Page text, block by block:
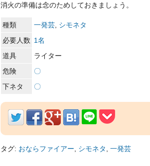
消火の準備は念のためしておきましょう。
種類 一発芸, シモネタ
必要人数 1名
道具
ライター
危険
〇
下ネタ
〇
タグ: おならファイアー シモネタ 一発芸